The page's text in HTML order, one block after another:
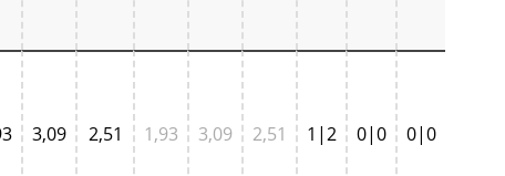
3,09 2,51 1,93 3,09 2,51 1|2 0|0 0|0